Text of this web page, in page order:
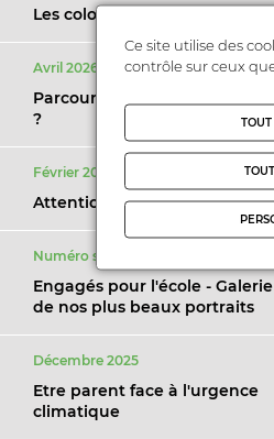
Les colos : on dit oui !
Avril 2026
Parcoursup : pourquoi ça
?
Février 2026
Attention à leur vie privée !
Numéro spécial - décembre 2025
Engagés pour l'école - Galerie
de nos plus beaux portraits
Décembre 2025
Etre parent face à l'urgence
climatique
Ce site utilise des
contrôle sur ceux
TOUT